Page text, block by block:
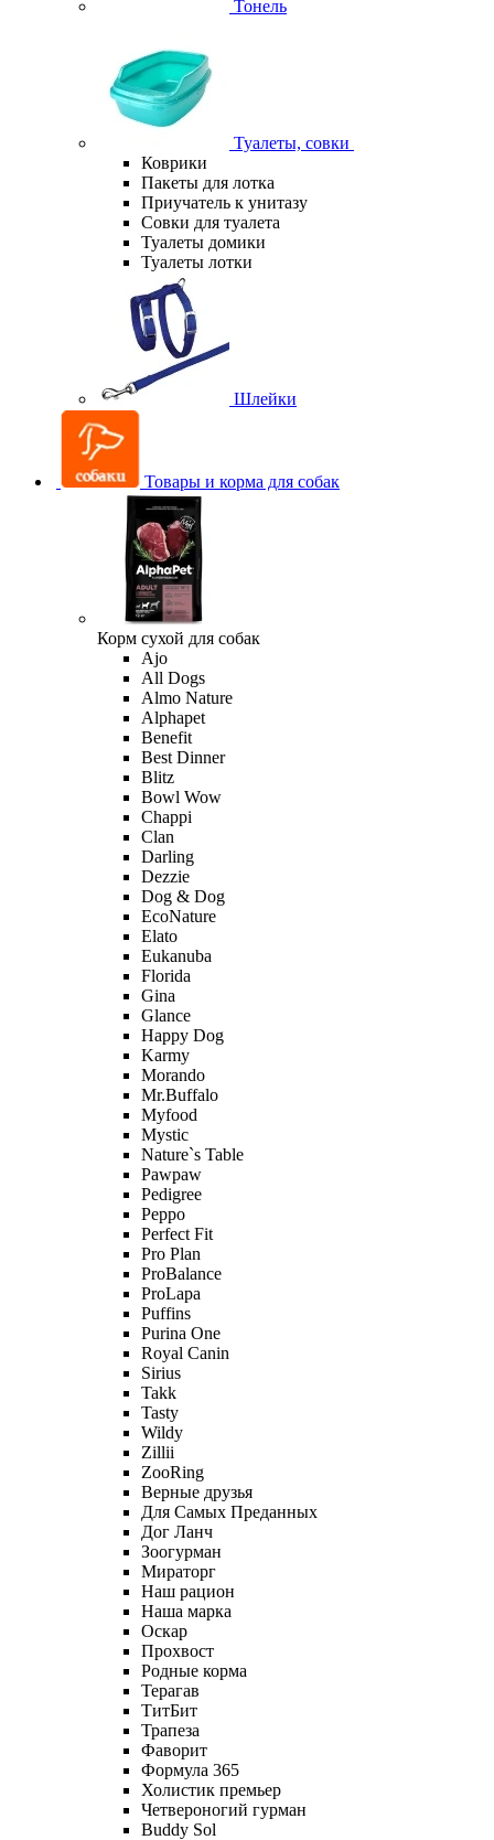
Тонель
Туалеты, совки
Коврики
Пакеты для лотка
Приучатель к унитазу
Совки для туалета
Туалеты домики
Туалеты лотки
Шлейки
Товары и корма для собак
Корм сухой для собак
Ajo
All Dogs
Almo Nature
Alphapet
Benefit
Best Dinner
Blitz
Bowl Wow
Chappi
Clan
Darling
Dezzie
Dog & Dog
EcoNature
Elato
Eukanuba
Florida
Gina
Glance
Happy Dog
Karmy
Morando
Mr.Buffalo
Myfood
Mystic
Nature`s Table
Pawpaw
Pedigree
Peppo
Perfect Fit
Pro Plan
ProBalance
ProLapa
Puffins
Purina One
Royal Canin
Sirius
Takk
Tasty
Wildy
Zillii
ZooRing
Верные друзья
Для Самых Преданных
Дог Ланч
Зоогурман
Мираторг
Наш рацион
Наша марка
Оскар
Прохвост
Родные корма
Терагав
ТитБит
Трапеза
Фаворит
Формула 365
Холистик премьер
Четвероногий гурман
Buddy Sol